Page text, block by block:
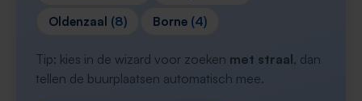
Oldenzaal (8) Borne (4)
Tip: kies in de wizard voor zoeken met straal, dan
tellen de buurplaatsen automatisch mee.